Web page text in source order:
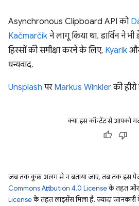
Asynchronous Clipboard API को
Kačmarčík ने लागू किया था. डार्विन ने
हिस्सों की समीक्षा करने के लिए, Kyarik
धन्यवाद.
Unsplash पर Markus Winklerकी
क्या इस कॉन्टेंट से आपको
जब तक कुछ अलग से न बताया जाए, तब तक इस पेज
Commons Attribution 4.0 Licenseके तहत और
Licenseके तहत लाइसेंस मिला है. ज़्यादा जानकारी